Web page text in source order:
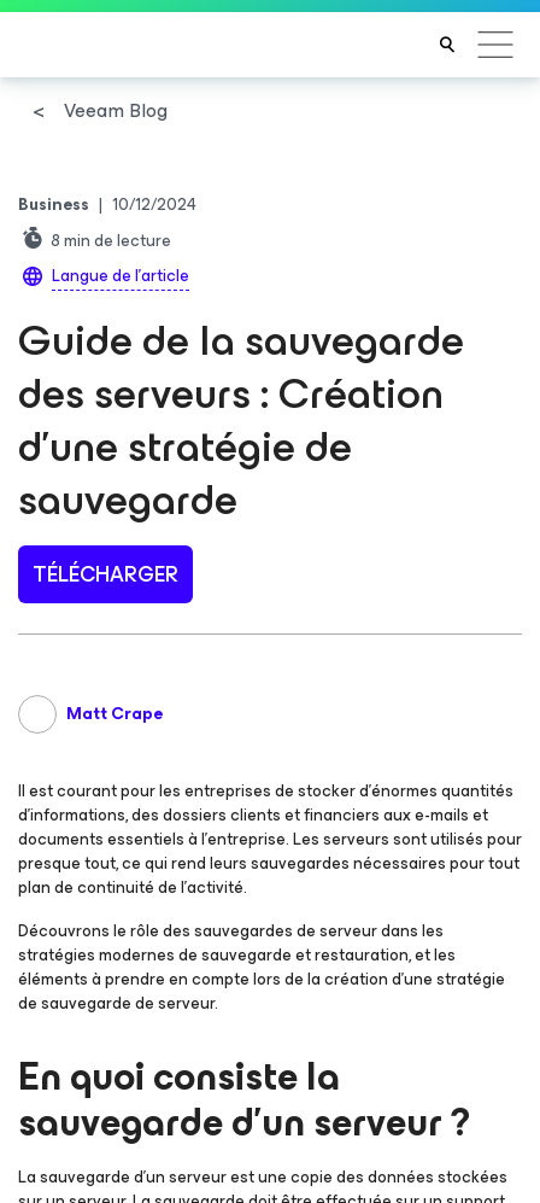
Veeam Blog
Business | 10/12/2024
8min de lecture
Langue de l'article
Guide de la sauvegarde
des serveurs : Création
d’une stratégie de
sauvegarde
TÉLÉCHARGER
Matt Crape
Il est courant pour les entreprises de stocker d’énormes quantités
d’informations, des dossiers clients et financiers aux e-mails et
documents essentiels à l’entreprise. Les serveurs sont utilisés pour
presque tout, ce qui rend leurs sauvegardes nécessaires pour tout
plan de continuité de l’activité.
Découvrons le rôle des sauvegardes de serveur dans les
stratégies modernes de sauvegarde et restauration, et les
éléments à prendre en compte lors de la création d’une stratégie
de sauvegarde de serveur.
En quoi consiste la
sauvegarde d’un serveur ?
La sauvegarde d’un serveur est une copie des données stockées